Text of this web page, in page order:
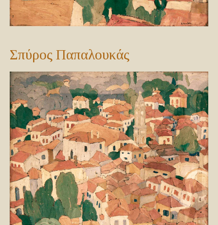
Σπύρος Παπαλουκάς